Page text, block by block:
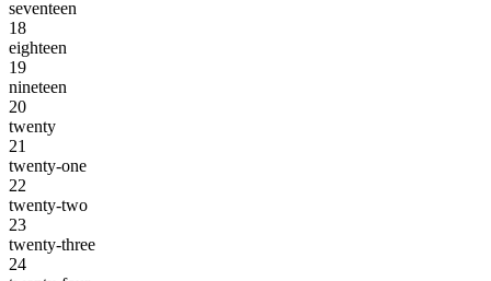
seventeen
18
eighteen
19
nineteen
20
twenty
21
twenty-one
22
twenty-two
23
twenty-three
24